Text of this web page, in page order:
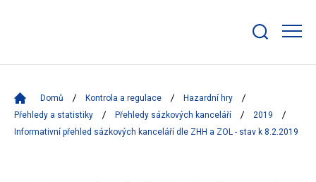
bar
Domů Kontrola a regulace
Hazardní hry
Přehledy a statistiky
Přehledy sázkových kanceláří
2019
Informativní přehled sázkových kanceláří dle ZHH a ZOL - stav k 8.2.2019